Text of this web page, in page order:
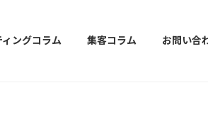
ィングコラム 集客コラム お問い合